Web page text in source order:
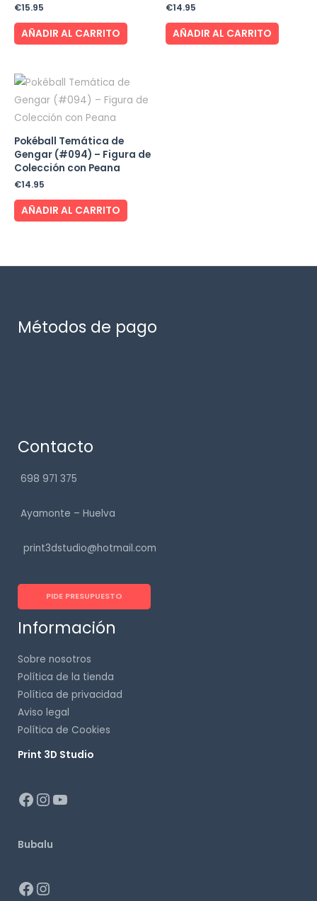
€15.95
AÑADIR AL CARRITO
€14.95
AÑADIR AL CARRITO
Pokéball Temática de
Gengar (#094) – Figura de
Colección con Peana
€14.95
AÑADIR AL CARRITO
Métodos de pago
Contacto
698 971 375
Ayamonte – Huelva
print3dstudio@hotmail.com
PIDE PRESUPUESTO
Información
Sobre nosotros
Política de la tienda
Política de privacidad
Aviso legal
Política de Cookies
Print 3D Studio
Bubalu